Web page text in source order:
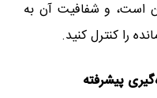
است، و شفافیت آن به
را کنترل کنید.